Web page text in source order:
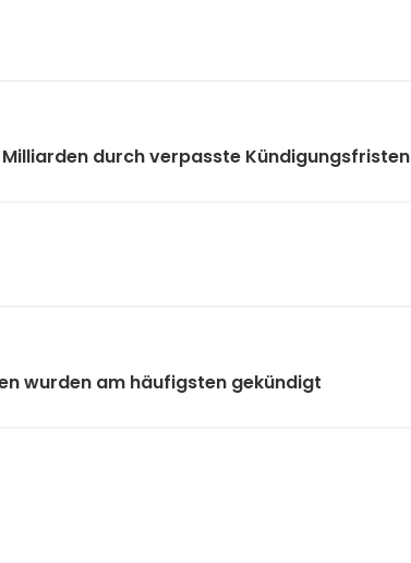
durch verpasste Kündigungsfristen
wurden am häufigsten gekündigt